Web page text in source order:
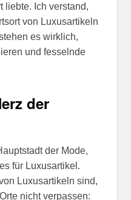
liebte. Ich verstand,
von Luxusartikeln
es wirklich,
und fesselnde
der
der Mode,
für Luxusartikel.
Luxusartikeln sind,
nicht verpassen: